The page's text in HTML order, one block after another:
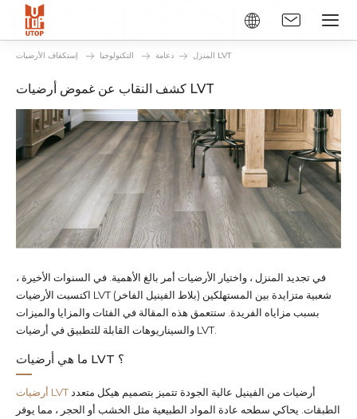
المنزل دعامة التكنولوجيا إستكفاف الأرضيات LVT
كشف النقاب عن غموض أرضيات LVT
في تجديد المنزل ، واختيار الأرضيات أمر بالغ الأهمية. في السنوات الأخيرة ،
اكتسبت الأرضيات LVT (بلاط الفينيل الفاخر) شعبية متزايدة بين المستهلكين
بسبب مزاياه الفريدة. ستتعمق هذه المقالة في الفئات والمزايا والميزات
والسيناريوهات القابلة للتطبيق في أرضيات LVT.
ما هي أرضيات LVT ؟
أرضيات LVT
الطبقات. يحاكي سطحه عادة المواد الطبيعية مثل الخشب أو الحجر ، مما يوفر